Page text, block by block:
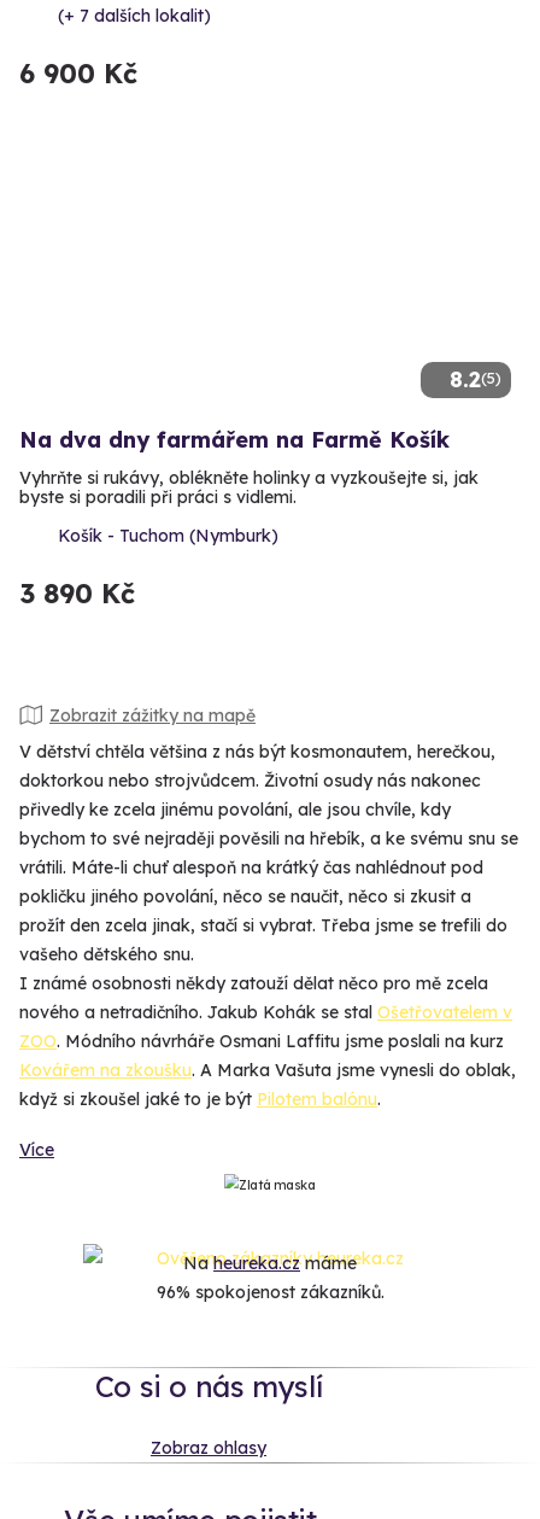
(+ 7 dalších lokalit)
6 900 Kč
8.2(5)
Na dva dny farmářem na Farmě Košík
Vyhrňte si rukávy, oblékněte holinky a vyzkoušejte si, jak
byste si poradili při práci s vidlemi.
Košík - Tuchom (Nymburk)
3 890 Kč
Zobrazit zážitky na mapě
V dětství chtěla většina z nás být kosmonautem, herečkou,
doktorkou nebo strojvůdcem. Životní osudy nás nakonec
přivedly ke zcela jinému povolání, ale jsou chvíle, kdy
bychom to své nejraději pověsili na hřebík, a ke svému snu se
vrátili. Máte-li chuť alespoň na krátký čas nahlédnout pod
pokličku jiného povolání, něco se naučit, něco si zkusit a
prožít den zcela jinak, stačí si vybrat. Třeba jsme se trefili do
vašeho dětského snu.
I známé osobnosti někdy zatouží dělat něco pro mě zcela
nového a netradičního. Jakub Kohák se stal Ošetřovatelem v
ZOO. Módního návrháře Osmani Laffitu jsme poslali na kurz
Kovářem na zkoušku. A Marka Vašuta jsme vynesli do oblak,
když si zkoušel jaké to je být Pilotem balónu.
Více
Naheureka.czmáme
96% spokojenost zákazníků.
Co si o nás myslí
Zobraz ohlasy